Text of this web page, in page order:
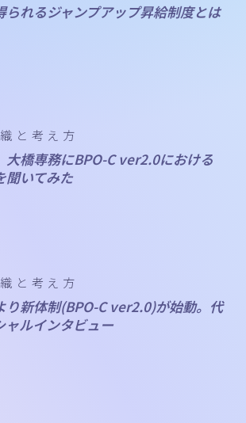
られるジャンプアップ昇給制度とは
と考え方
大橋専務にBPO-C ver2.0における
聞いてみた
と考え方
り新体制(BPO-C ver2.0)が始動。代
ャルインタビュー